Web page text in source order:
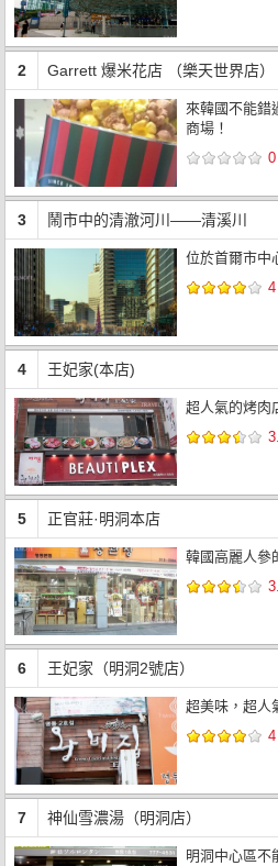
2 Garrett 爆米花店 （樂天世界店）
來韓國不能錯
商場！
3 鬧市中的清澈河川——清溪川
位於首爾市中
4 王妃家(本店)
超人氣的烤肉
5 正官莊·明洞本店
韓國高麗人
6 王妃家（明洞2號店）
超美味，超人
7 神仙雪濃湯（明洞店）
明洞中心區